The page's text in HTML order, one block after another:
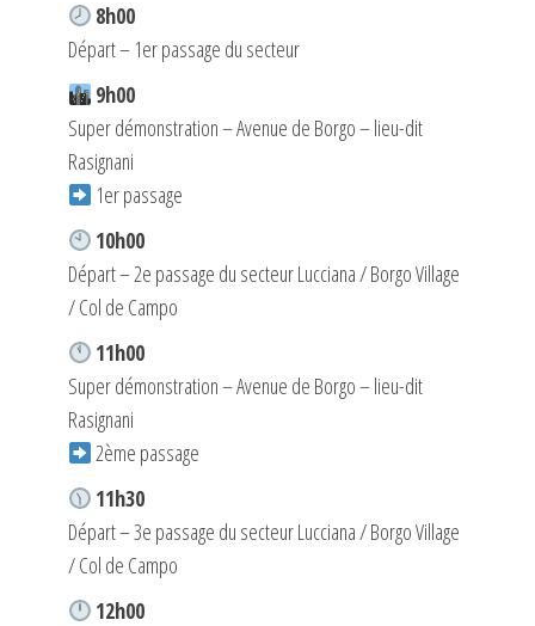
8h00
Départ – 1er passage du secteur
9h00
Super démonstration – Avenue de Borgo – lieu-dit
Rasignani
1er passage
10h00
Départ – 2e passage du secteur Lucciana / Borgo Village
/ Col de Campo
11h00
Super démonstration – Avenue de Borgo – lieu-dit
Rasignani
2ème passage
11h30
Départ – 3e passage du secteur Lucciana / Borgo Village
/ Col de Campo
12h00